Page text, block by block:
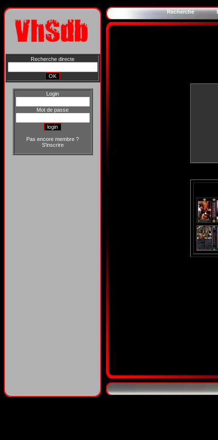
Recherche directe
Login
Mot de passe
Pas encore membre ?
S'inscrire
Recherche